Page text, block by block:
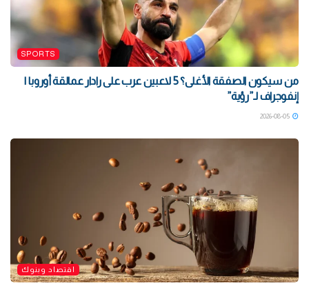
SPORTS
من سيكون الصفقة الأغلى؟ 5 لاعبين عرب على رادار عمالقة أوروبا |
إنفوجراف لـ”رؤية”
اقتصاد وبنوك